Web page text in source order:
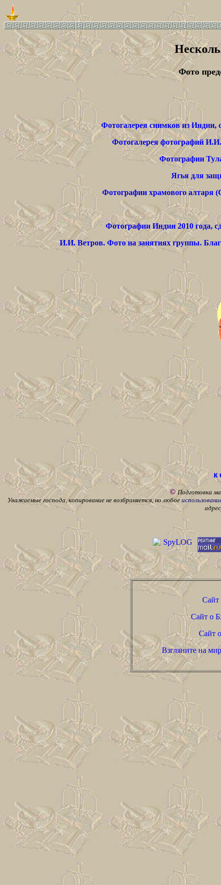
Фото
Фотогалерея снимков из
Фотогалерея фотографий
Фотографии
Ягья для
Фотографии храмового алтаря
Фотографии Индии 2010 года,
И.И. Ветров. Фото на занятиях группы.
к
© Подготовка
Уважаемые господа, копирование не возбраняется, но любое
Сайт
Сайт о
Сайт
Взгляните на